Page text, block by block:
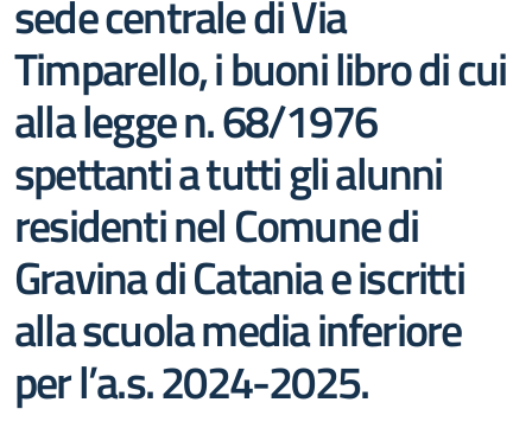
sede centrale di Via
Timparello, i buoni libro di cui
alla legge n. 68/1976
spettanti a tutti gli alunni
residenti nel Comune di
Gravina di Catania e iscritti
alla scuola media inferiore
per l’a.s. 2024-2025.